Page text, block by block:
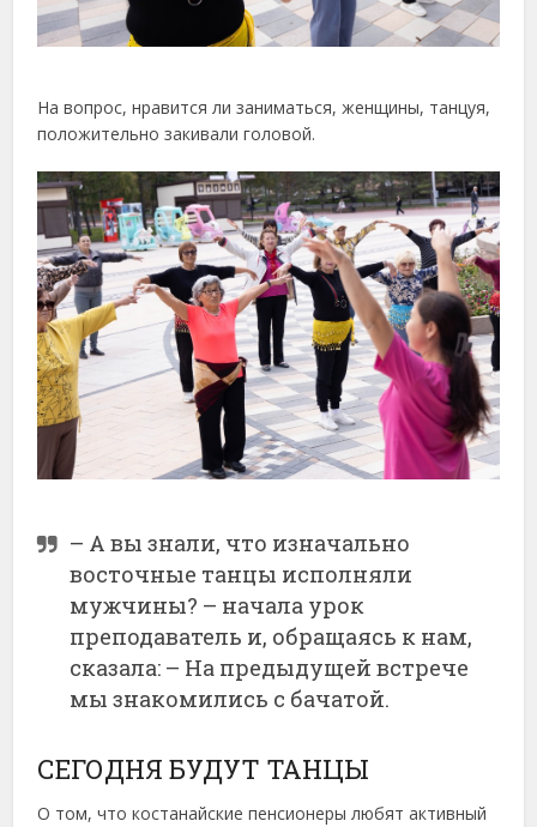
На вопрос, нравится ли заниматься, женщины, танцуя,
положительно закивали головой.
– А вы знали, что изначально
восточные танцы исполняли
мужчины? – начала урок
преподаватель и, обращаясь к нам,
сказала: – На предыдущей встрече
мы знакомились с бачатой.
СЕГОДНЯ БУДУТ ТАНЦЫ
О том, что костанайские пенсионеры любят активный